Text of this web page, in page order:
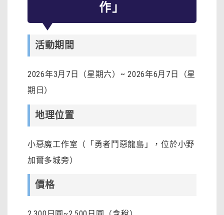
作」
活動期間
2026年3月7日（星期六）~ 2026年6月7日（星
期日）
地理位置
小惡魔工作室（「勇者鬥惡龍島」，位於小野
加爾多城旁）
價格